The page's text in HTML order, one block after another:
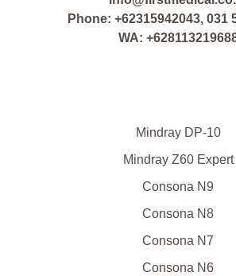
Phone: +62315942043, 031
WA:
Mindray DP-10
Mindray Z60 Expert
Consona N9
Consona N8
Consona N7
Consona N6